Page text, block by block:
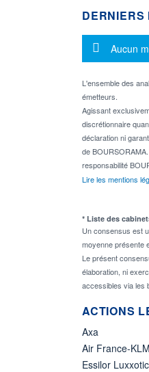
DERNIERS
Aucun
L'ensemble des
émetteurs.
Agissant
discrétionnaire
déclaration ni
de
responsabilité
Lire les mentions
* Liste des
Un consensus est
moyenne présente
Le présent
élaboration, ni
accessibles via les
ACTIONS
Axa
Air France-KLM
Essilor